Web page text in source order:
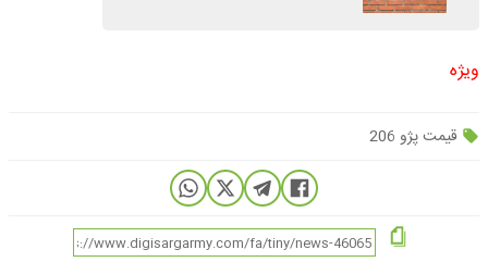
ویژه
قیمت پژو 206